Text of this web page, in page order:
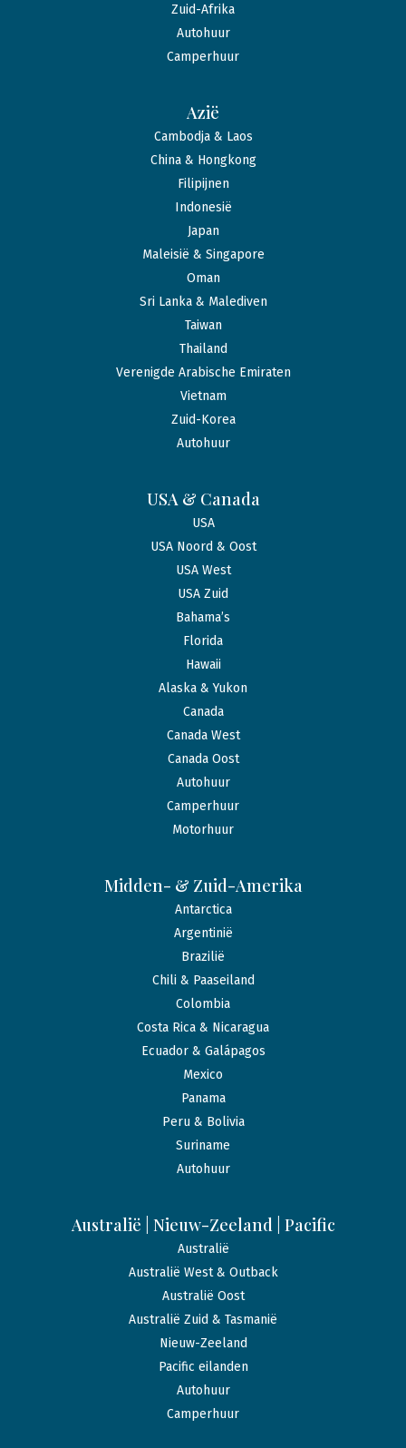
Zuid-Afrika
Autohuur
Camperhuur
Azië
Cambodja & Laos
China & Hongkong
Filipijnen
Indonesië
Japan
Maleisië & Singapore
Oman
Sri Lanka & Malediven
Taiwan
Thailand
Verenigde Arabische Emiraten
Vietnam
Zuid-Korea
Autohuur
USA & Canada
USA
USA Noord & Oost
USA West
USA Zuid
Bahama’s
Florida
Hawaii
Alaska & Yukon
Canada
Canada West
Canada Oost
Autohuur
Camperhuur
Motorhuur
Midden- & Zuid-Amerika
Antarctica
Argentinië
Brazilië
Chili & Paaseiland
Colombia
Costa Rica & Nicaragua
Ecuador & Galápagos
Mexico
Panama
Peru & Bolivia
Suriname
Autohuur
Australië | Nieuw-Zeeland | Pacific
Australië
Australië West & Outback
Australië Oost
Australië Zuid & Tasmanië
Nieuw-Zeeland
Pacific eilanden
Autohuur
Camperhuur